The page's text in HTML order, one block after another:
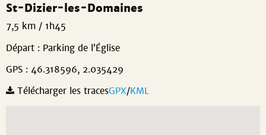
St-Dizier-les-Domaines
7,5 km / 1h45
Départ : Parking de l’Église
GPS : 46.318596, 2.035429
Télécharger les tracesGPX/KML